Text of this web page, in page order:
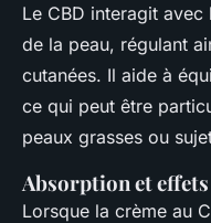
Le CBD interagit
de la peau, régulant
cutanées. Il aide à
ce qui peut être
peaux grasses ou
Absorption et
Lorsque la crème au